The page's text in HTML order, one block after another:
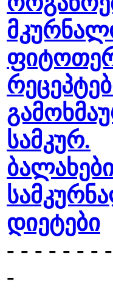
სამკურ.
დიეტები
- - - - - - -
-